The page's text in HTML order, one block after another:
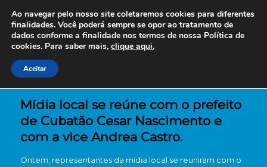
Mídia local se reúne com o prefeito
de Cubatão Cesar Nascimento e
com a vice Andrea Castro.
Ontem, representantes da mídia local se reuniram com o
Ao navegar pelo nosso site coletaremos cookies para diferentes
finalidades. Você poderá sempre se opor ao tratamento de
dados conforme a finalidade nos termos de nossa Política de
cookies. Para saber mais, clique aqui.
Aceitar